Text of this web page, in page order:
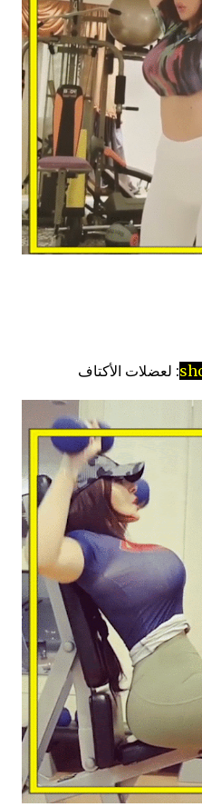
: لعضلات الأكتاف